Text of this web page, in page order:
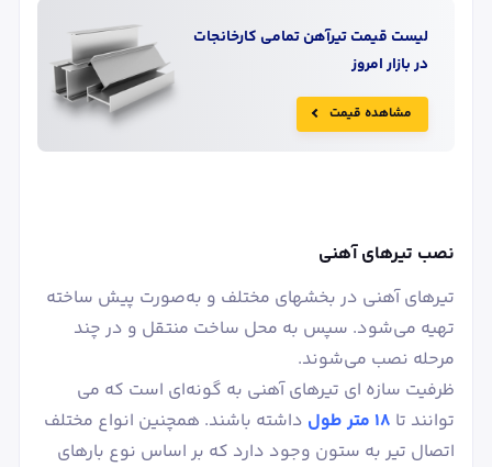
لیست قیمتتیرآهنتمامی کارخانجات
در بازار امروز
مشاهده قیمت
نصب تیرهای آهنی
تیرهای آهنی در بخشهای مختلف و به‌صورت پیش ساخته
تهیه می‌شود. سپس به محل ساخت منتقل و در چند
مرحله نصب می‌شوند.
ظرفیت سازه ای تیرهای آهنی به گونه‌ای است که می
توانند تا 18 متر طول
داشته باشند. همچنین انواع مختلف
اتصال تیر به ستون وجود دارد که بر اساس نوع بارهای